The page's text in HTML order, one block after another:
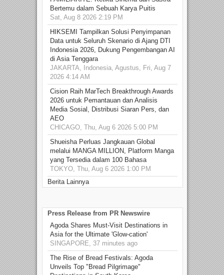
Bertemu dalam Sebuah Karya Puitis
Sat, Aug 8 2026 2:19 PM
HIKSEMI Tampilkan Solusi Penyimpanan
Data untuk Seluruh Skenario di Ajang DTI
Indonesia 2026, Dukung Pengembangan AI
di Asia Tenggara
JAKARTA, Indonesia, Agustus, Fri, Aug 7
2026 4:14 AM
Cision Raih MarTech Breakthrough Awards
2026 untuk Pemantauan dan Analisis
Media Sosial, Distribusi Siaran Pers, dan
AEO
CHICAGO, Thu, Aug 6 2026 5:00 PM
Shueisha Perluas Jangkauan Global
melalui MANGA MILLION, Platform Manga
yang Tersedia dalam 100 Bahasa
TOKYO, Thu, Aug 6 2026 1:00 PM
Berita Lainnya
Press Release from PR Newswire
Agoda Shares Must-Visit Destinations in
Asia for the Ultimate 'Glow-cation'
SINGAPORE, 37 minutes ago
The Rise of Bread Festivals: Agoda
Unveils Top "Bread Pilgrimage"